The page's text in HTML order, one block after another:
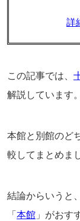
詳
この記事では、
解説しています。
本館と別館のど
較してまとめま
結論からいうと、
「 本館 」がおす